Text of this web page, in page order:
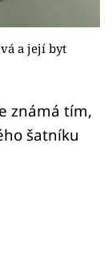
a její byt
známá tím,
šatníku